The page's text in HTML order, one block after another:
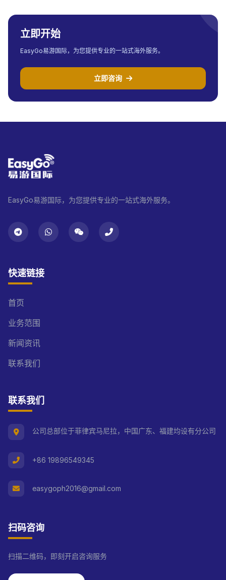
立即开始
EasyGo易游国际，为您提供专业的一站式海外服务。
立即咨询
EasyGo易游国际，为您提供专业的一站式海外服务。
快速链接
首页
业务范围
新闻资讯
联系我们
联系我们
公司总部位于菲律宾马尼拉，中国广东、福建均设有分公司
+86 19896549345
easygoph2016@gmail.com
扫码咨询
扫描二维码，即刻开启咨询服务